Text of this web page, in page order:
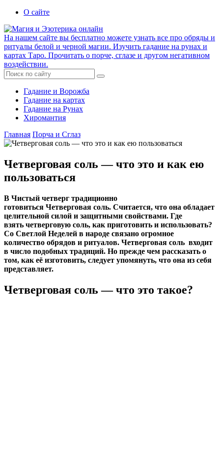
О сайте
На нашем сайте вы бесплатно можете узнать все про обряды и
ритуалы белой и черной магии. Изучить гадание на рунах и
картах Таро. Прочитать о порче, сглазе и другом негативном
воздействии.
Гадание и Ворожба
Гадание на картах
Гадание на Рунах
Хиромантия
Главная Порча и Сглаз
Четверговая соль — что это и как ею
пользоваться
В Чистый четверг традиционно
готовиться Четверговая соль. Считается, что она обладает
целительной силой и защитными свойствами. Где
взять четверговую соль, как приготовить и использовать?
Со Светлой Неделей в народе связано огромное
количество обрядов и ритуалов. Четверговая соль входит
в число подобных традиций. Но прежде чем рассказать о
том, как её изготовить, следует упомянуть, что она из себя
представляет.
Четверговая соль — что это такое?